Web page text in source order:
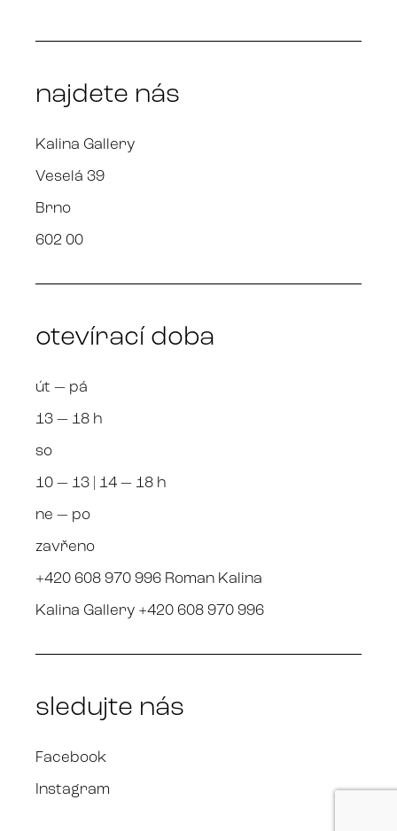
najdete nás
Kalina Gallery
Veselá 39
Brno
602 00
otevírací doba
út — pá
13 — 18 h
so
10 — 13 | 14 — 18 h
ne — po
zavřeno
+420 608 970 996 Roman Kalina
Kalina Gallery +420 608 970 996
sledujte nás
Facebook
Instagram